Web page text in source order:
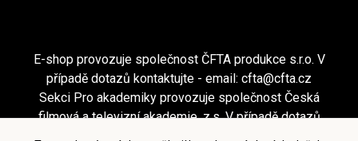
E-shop provozuje společnost ČFTA produkce s.r.o. V
případě dotazů kontaktujte - email: cfta@cfta.cz
Sekci Pro akademiky provozuje společnost Česká
filmová a televizní akademie, z.s. V případě dotazů